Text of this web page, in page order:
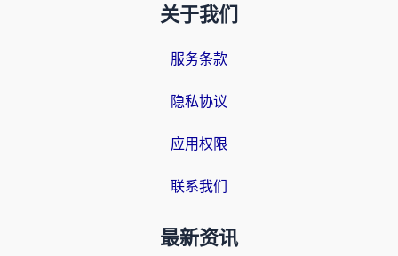
关于我们
服务条款
隐私协议
应用权限
联系我们
最新资讯